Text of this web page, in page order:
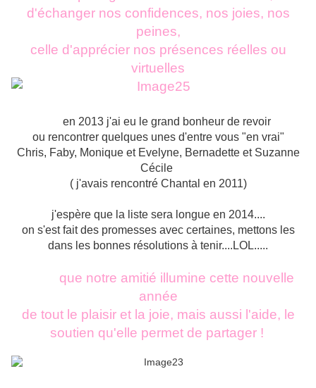
d'échanger nos confidences, nos joies, nos
peines,
celle d'apprécier nos présences réelles ou
virtuelles
en 2013 j'ai eu le grand bonheur de revoir
ou rencontrer quelques unes d'entre vous "en vrai"
Chris, Faby, Monique et Evelyne, Bernadette et Suzanne
Cécile
( j'avais rencontré Chantal en 2011)
j'espère que la liste sera longue en 2014....
on s'est fait des promesses avec certaines, mettons les
dans les bonnes résolutions à tenir....LOL.....
que notre amitié illumine cette nouvelle
année
de tout le plaisir et la joie, mais aussi l'aide, le
soutien qu'elle permet de partager !